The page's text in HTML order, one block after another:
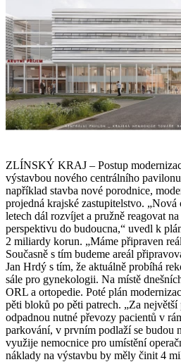
ZLÍNSKÝ KRAJ – Postup
výstavbou nového centrálního
například stavba nové porodnice,
projedná krajské zastupitelstvo.
letech dál rozvíjet a pružně reagovat
perspektivu do budoucna,“ uvedl k
2 miliardy korun. „Máme připraven
Současně s tím budeme areál
Jan Hrdý s tím, že aktuálně probíhá
sále pro gynekologii. Na místě
ORL a ortopedie. Poté plán
pěti bloků po pěti patrech. „Za
odpadnou nutné převozy pacientů v
parkování, v prvním podlaží se budou
využije nemocnice pro umístění
náklady na výstavbu by měly činit 4